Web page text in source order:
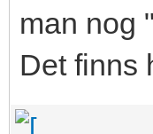
man nog
Det finns